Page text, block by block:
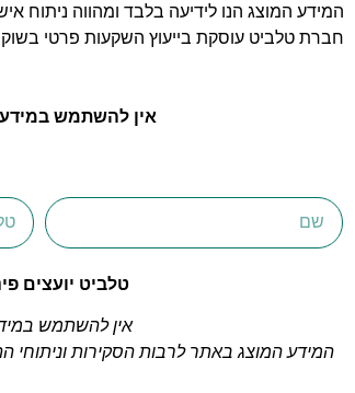
המידע המוצג הנו לידיעה בלבד ומהווה ניתוח
חברת טלביט עוסקת בייעוץ השקעות פרטי
אין להשתמש
טלביט יועצים
אין להשתמש
המידע המוצג באתר לרבות הסקירות וניתוחי